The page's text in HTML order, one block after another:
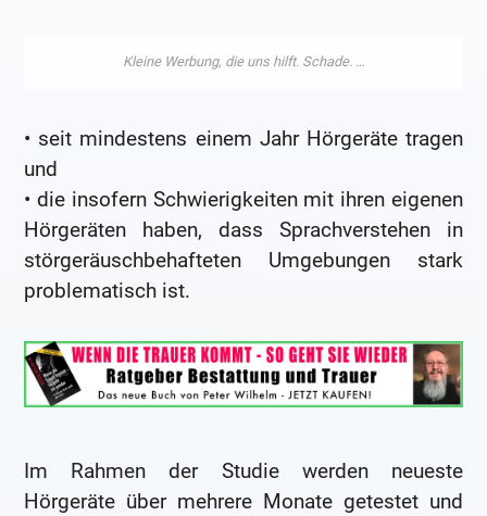
• seit mindestens einem Jahr Hörgeräte tragen
und
• die insofern Schwierigkeiten mit ihren eigenen
Hörgeräten haben, dass Sprachverstehen in
störgeräuschbehafteten Umgebungen stark
problematisch ist.
Im Rahmen der Studie werden neueste
Hörgeräte über mehrere Monate getestet und